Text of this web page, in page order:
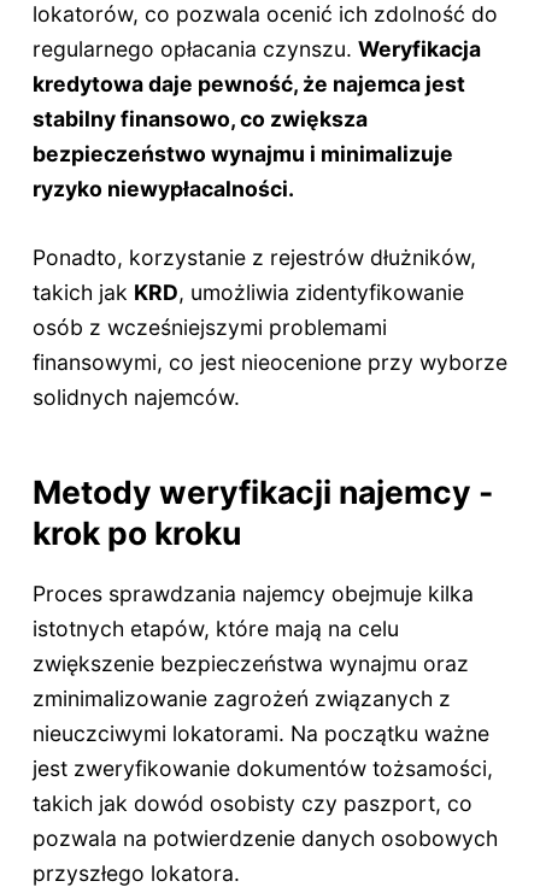
lokatorów, co pozwala ocenić ich zdolność do
regularnego opłacania czynszu. Weryfikacja
kredytowa daje pewność, że najemca jest
stabilny finansowo, co zwiększa
bezpieczeństwo wynajmu i minimalizuje
ryzyko niewypłacalności.
Ponadto, korzystanie z rejestrów dłużników,
takich jak KRD, umożliwia zidentyfikowanie
osób z wcześniejszymi problemami
finansowymi, co jest nieocenione przy wyborze
solidnych najemców.
Metody weryfikacji najemcy -
krok po kroku
Proces sprawdzania najemcy obejmuje kilka
istotnych etapów, które mają na celu
zwiększenie bezpieczeństwa wynajmu oraz
zminimalizowanie zagrożeń związanych z
nieuczciwymi lokatorami. Na początku ważne
jest zweryfikowanie dokumentów tożsamości,
takich jak dowód osobisty czy paszport, co
pozwala na potwierdzenie danych osobowych
przyszłego lokatora.